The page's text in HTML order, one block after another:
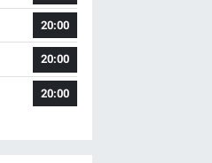
20:00
20:00
20:00